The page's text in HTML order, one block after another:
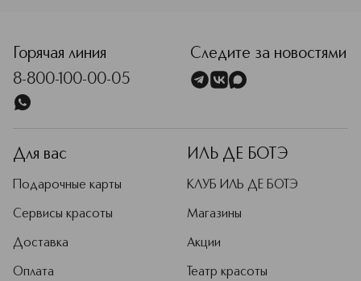
Горячая линия
8-800-100-00-05
Следите за новостями
Для вас
Подарочные карты
Сервисы красоты
Доставка
Оплата
ИЛЬ ДЕ БОТЭ
КЛУБ ИЛЬ ДЕ БОТЭ
Магазины
Акции
Театр красоты